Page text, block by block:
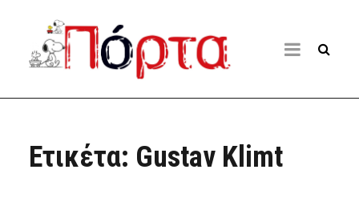
Ετικέτα: Gustav Klimt